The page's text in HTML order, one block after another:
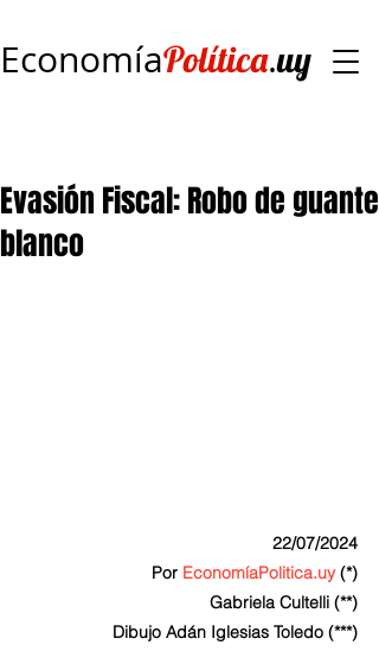
EconomíaPolítica.uy
Evasión Fiscal: Robo de guante
blanco
22/07/2024
Por EconomíaPolitica.uy (*)
Gabriela Cultelli (**)
Dibujo Adán Iglesias Toledo (***)